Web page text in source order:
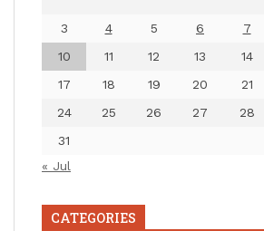
3
4 5 6 7
10
11 12 13 14
17
18 19 20 21
24
25 26 27 28
31
« Jul
CATEGORIES